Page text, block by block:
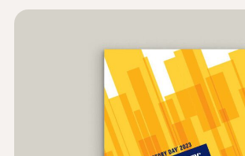
Noticias y Eventos
Acerca de NHD®
Involucrarse